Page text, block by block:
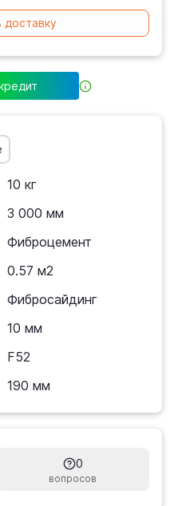
доставку
10 кг
3 000 мм
Фиброцемент
0.57 м2
Фибросайдинг
10 мм
F52
190 мм
0
вопросов